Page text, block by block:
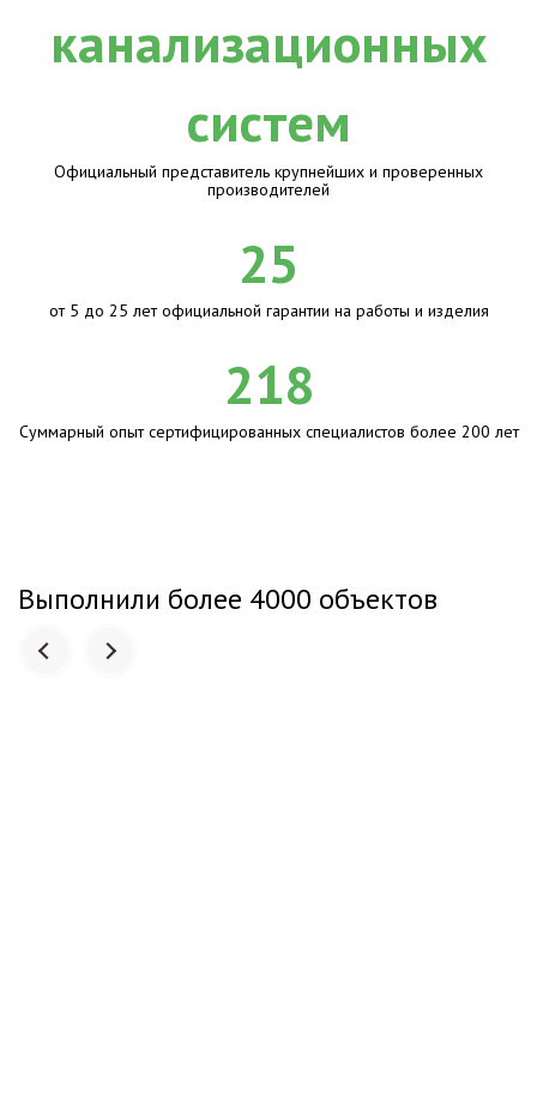
Официальный представитель крупнейших и проверенных
производителей
25
от 5 до 25 лет официальной гарантии на работы и изделия
218
Суммарный опыт сертифицированных специалистов более 200 лет
Выполнили более 4000 объектов